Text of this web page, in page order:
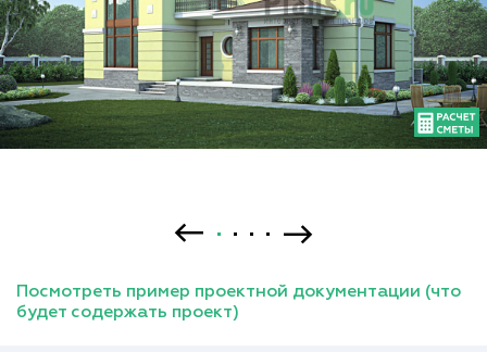
Посмотреть пример проектной документации (что
будет содержать проект)